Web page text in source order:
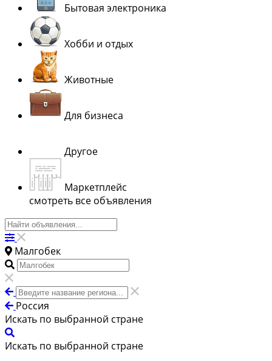
Бытовая электроника
Хобби и отдых
Животные
Для бизнеса
Другое
Маркетплейс
смотреть все объявления
Малгобек
Россия
Искать по выбранной стране
Искать по выбранной стране